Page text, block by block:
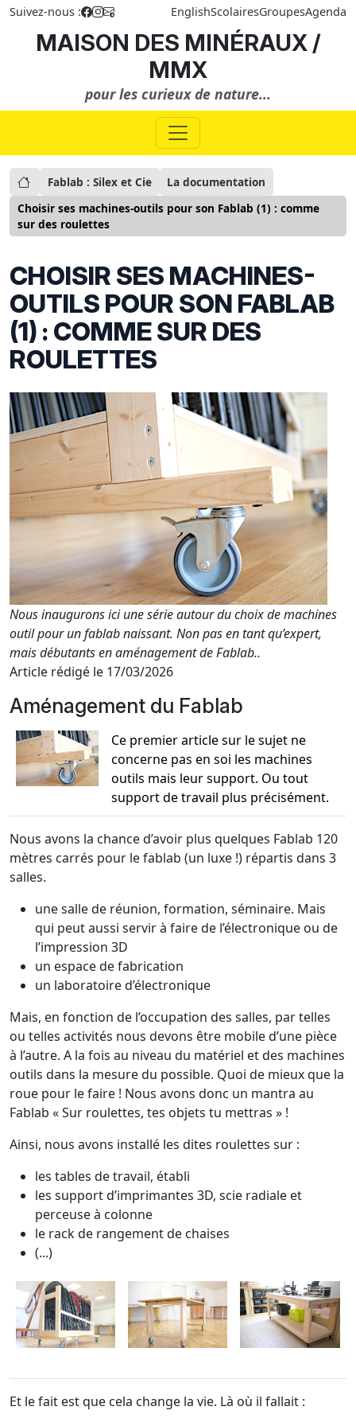
Suivez-nous : EnglishScolairesGroupesAgenda
MAISON DES MINÉRAUX /
MMX
pour les curieux de nature...
Fablab : Silex et Cie
La documentation
Choisir ses machines-outils pour son Fablab (1) : comme
sur des roulettes
CHOISIR SES MACHINES-
OUTILS POUR SON FABLAB
(1) : COMME SUR DES
ROULETTES
Nous inaugurons ici une série autour du choix de machines
outil pour un fablab naissant. Non pas en tant qu’expert,
mais débutants en aménagement de Fablab..
Article rédigé le 17/03/2026
Aménagement du Fablab
Ce premier article sur le sujet ne
concerne pas en soi les machines
outils mais leur support. Ou tout
support de travail plus précisément.
Nous avons la chance d’avoir plus quelques Fablab 120
mètres carrés pour le fablab (un luxe !) répartis dans 3
salles.
une salle de réunion, formation, séminaire. Mais
qui peut aussi servir à faire de l’électronique ou de
l’impression 3D
un espace de fabrication
un laboratoire d’électronique
Mais, en fonction de l’occupation des salles, par telles
ou telles activités nous devons être mobile d’une pièce
à l’autre. A la fois au niveau du matériel et des machines
outils dans la mesure du possible. Quoi de mieux que la
roue pour le faire ! Nous avons donc un mantra au
Fablab « Sur roulettes, tes objets tu mettras » !
Ainsi, nous avons installé les dites roulettes sur :
les tables de travail, établi
les support d’imprimantes 3D, scie radiale et
perceuse à colonne
le rack de rangement de chaises
(...)
Et le fait est que cela change la vie. Là où il fallait :